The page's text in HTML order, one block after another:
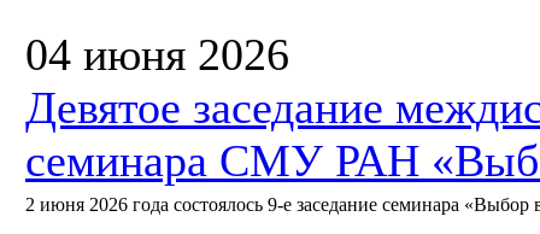
04 июня 2026
Девятое заседание
семинара СМУ РАН
2 июня 2026 года состоялось 9-е заседание семинара